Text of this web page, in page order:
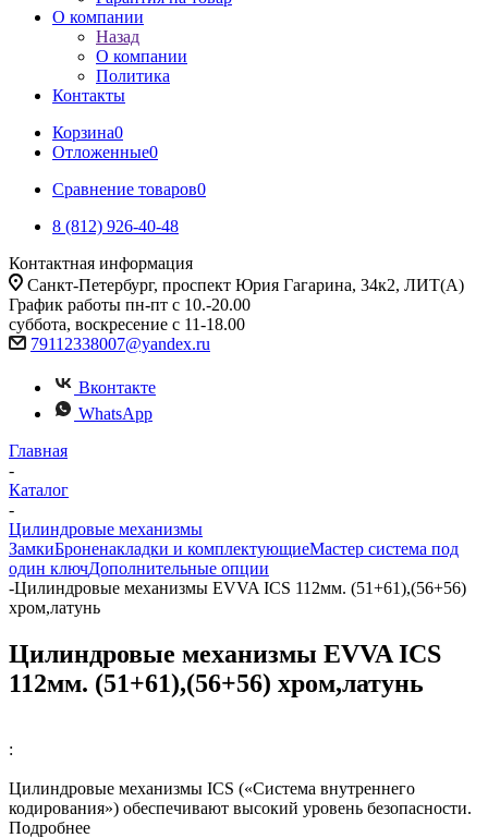
О компании
Назад
О компании
Политика
Контакты
Корзина0
Отложенные0
Сравнение товаров0
8 (812) 926-40-48
Контактная информация
Санкт-Петербург, проспект Юрия Гагарина, 34к2, ЛИТ(А)
График работы пн-пт с 10.-20.00
суббота, воскресение с 11-18.00
79112338007@yandex.ru
Вконтакте
WhatsApp
Главная
-
Каталог
-
Цилиндровые механизмы
ЗамкиБроненакладки и комплектующиеМастер система под
один ключДополнительные опции
-Цилиндровые механизмы EVVA ICS 112мм. (51+61),(56+56)
хром,латунь
Цилиндровые механизмы EVVA ICS
112мм. (51+61),(56+56) хром,латунь
:
Цилиндровые механизмы ICS («Система внутреннего
кодирования») обеспечивают высокий уровень безопасности.
Подробнее